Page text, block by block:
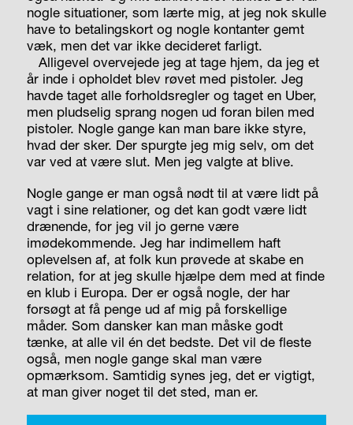
nogle situationer, som lærte mig, at jeg nok skulle
have to betalingskort og nogle kontanter gemt
væk, men det var ikke decideret farligt.
Alligevel overvejede jeg at tage hjem, da jeg et
år inde i opholdet blev røvet med pistoler. Jeg
havde taget alle forholdsregler og taget en Uber,
men pludselig sprang nogen ud foran bilen med
pistoler. Nogle gange kan man bare ikke styre,
hvad der sker. Der spurgte jeg mig selv, om det
var ved at være slut. Men jeg valgte at blive.
Nogle gange er man også nødt til at være lidt på
vagt i sine relationer, og det kan godt være lidt
drænende, for jeg vil jo gerne være
imødekommende. Jeg har indimellem haft
oplevelsen af, at folk kun prøvede at skabe en
relation, for at jeg skulle hjælpe dem med at finde
en klub i Europa. Der er også nogle, der har
forsøgt at få penge ud af mig på forskellige
måder. Som dansker kan man måske godt
tænke, at alle vil én det bedste. Det vil de fleste
også, men nogle gange skal man være
opmærksom. Samtidig synes jeg, det er vigtigt,
at man giver noget til det sted, man er.